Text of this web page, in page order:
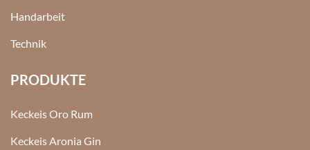
Handarbeit
Technik
PRODUKTE
Keckeis Oro Rum
Keckeis Aronia Gin